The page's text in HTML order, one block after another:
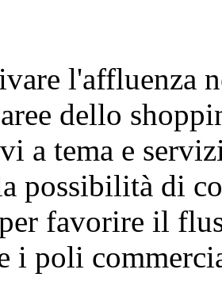
l'affluenza
dello
a tema e
possibilità di
favorire il
i poli